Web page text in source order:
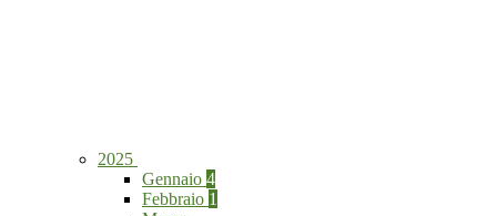
2025
Gennaio 4
Febbraio 1